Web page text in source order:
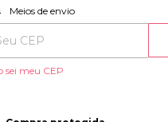
para o CEP:
Meios de envio
sei meu CEP